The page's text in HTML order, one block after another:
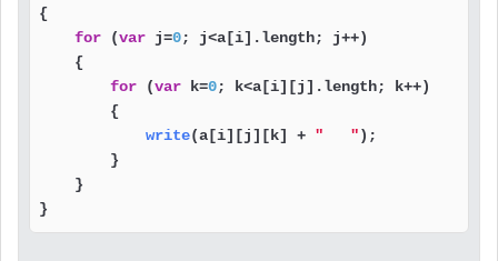
{
for (var j=0; j<a[i].length; j++)
    {
for (var k=0; k<a[i][j].length; k++)
        {
write(a[i][j][k] + "   ");
        }
    }
}